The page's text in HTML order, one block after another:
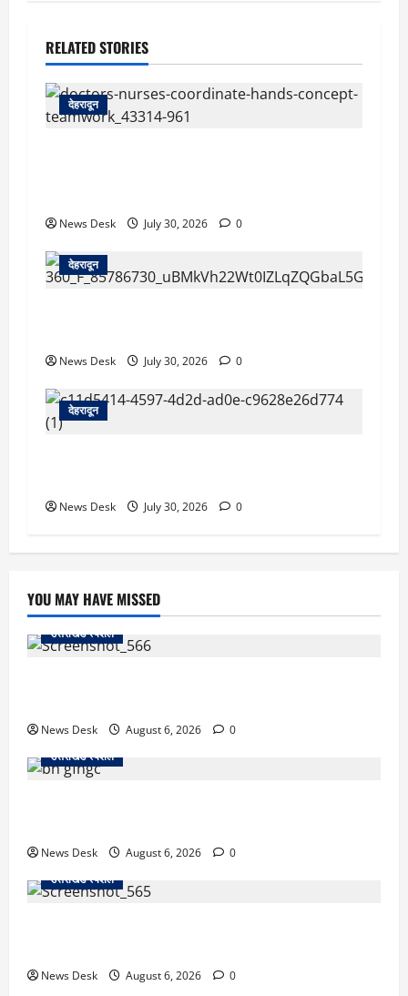
RELATED STORIES
देहरादून
News Desk July 30, 2026 0
देहरादून
News Desk July 30, 2026 0
देहरादून
News Desk July 30, 2026 0
YOU MAY HAVE MISSED
उत्तराखंड स्पेशल
News Desk August 6, 2026
0
उत्तराखंड स्पेशल
News Desk August 6, 2026
0
उत्तराखंड स्पेशल
News Desk August 6, 2026
0